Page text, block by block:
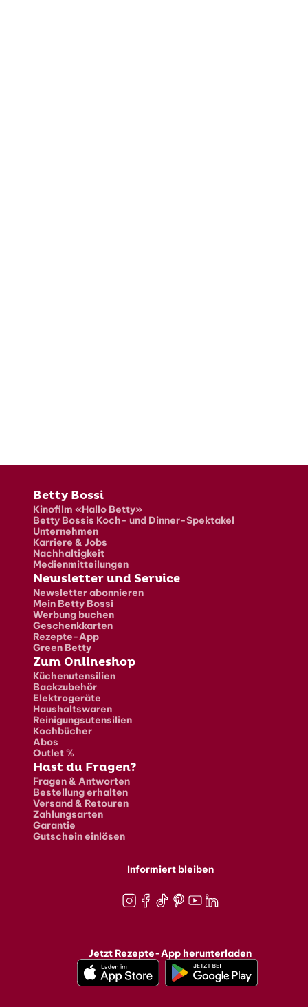
Fusszeile
Betty Bossi
Kinofilm «Hallo Betty»
Betty Bossis Koch- und Dinner-Spektakel
Unternehmen
Karriere & Jobs
Nachhaltigkeit
Medienmitteilungen
Newsletter und Service
Newsletter abonnieren
Mein Betty Bossi
Werbung buchen
Geschenkkarten
Rezepte-App
Green Betty
Zum Onlineshop
Küchenutensilien
Backzubehör
Elektrogeräte
Haushaltswaren
Reinigungsutensilien
Kochbücher
Abos
Outlet %
Hast du Fragen?
Fragen & Antworten
Bestellung erhalten
Versand & Retouren
Zahlungsarten
Garantie
Gutschein einlösen
Informiert bleiben
Jetzt Rezepte-App herunterladen